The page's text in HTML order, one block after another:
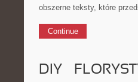
obszerne teksty, które
Continue
DIY –